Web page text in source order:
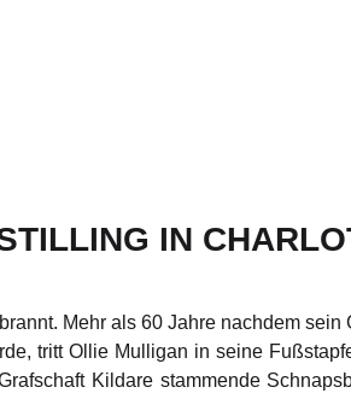
IN
Mehr als 60 Jahre nachdem sein
tritt Ollie Mulligan in seine
Kildare stammende